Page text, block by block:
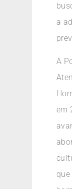
a
A
em